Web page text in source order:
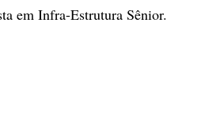
em Infra-Estrutura Sênior.